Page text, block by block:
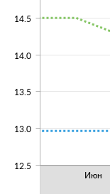
Июн
12.5
13.0
13.5
14.0
14.5